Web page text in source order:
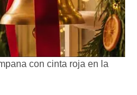
con cinta roja en la